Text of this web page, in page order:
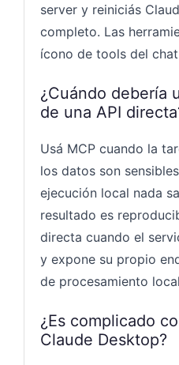
server y reiniciás
completo. Las
ícono de tools del
¿Cuándo debería
de una API
Usá MCP cuando la
los datos son
ejecución local nada
resultado es
directa cuando el
y expone su propio
de procesamiento
¿Es complicado
Claude Desktop?